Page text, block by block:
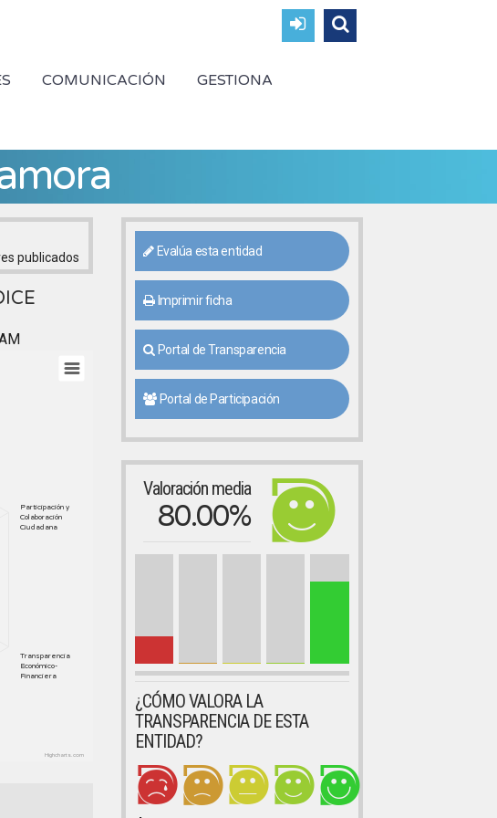
COMUNICACIÓN GESTIONA
publicados
Participación y
Colaboración
Ciudadana
Transparencia
Económico-
Financiera
Highcharts.com
Evalúa esta entidad
Imprimir ficha
Portal de Transparencia
Portal de Participación
Valoración media
80.00%
¿CÓMO VALORA LA
TRANSPARENCIA DE ESTA
ENTIDAD?